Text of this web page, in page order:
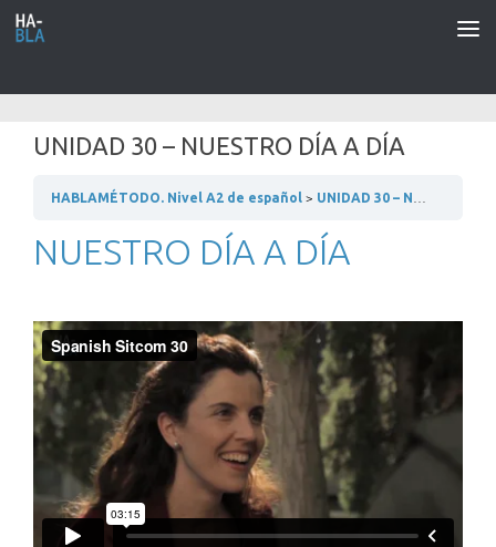
Saltar al contenido
UNIDAD 30 – NUESTRO DÍA A DÍA
HABLAMÉTODO. Nivel A2 de español UNIDAD 30 – NUESTRO DÍA A DÍA
NUESTRO DÍA A DÍA